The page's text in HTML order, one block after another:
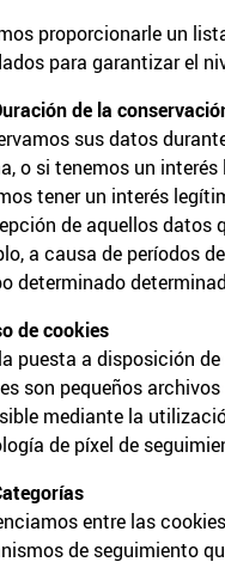
proporcionarle un
para garantizar el
de la
sus datos
o si tenemos un
tener un interés
de aquellos datos
a causa de períodos
determinado
de cookies
puesta a disposición
son pequeños
mediante la
de píxel de
entre las
de seguimiento